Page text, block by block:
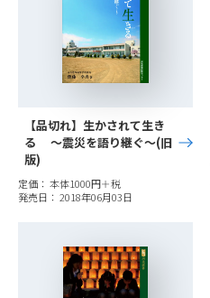
【品切れ】生かされて生き
る 〜震災を語り継ぐ〜(旧
版)
定価： 本体1000円＋税
発売日： 2018年06月03日